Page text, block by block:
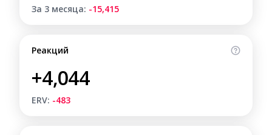
За 3 месяца: -15,415
Реакций
+4,044
ERV: -483